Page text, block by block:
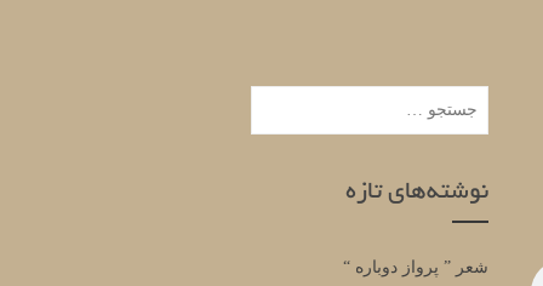
جستجو
برای:
نوشته‌های تازه
شعر ” پرواز دوباره “